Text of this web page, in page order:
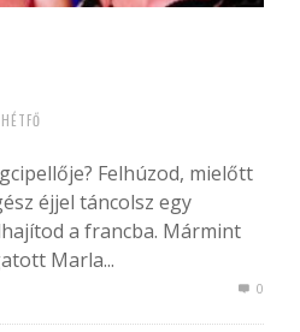
Felhúzod, mielőtt
éjjel táncolsz egy
a francba. Mármint
Marla...
0